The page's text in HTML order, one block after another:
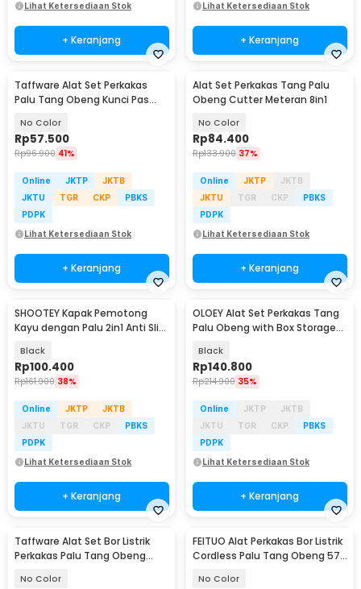
Lihat Ketersediaan Stok
+ Keranjang
Lihat Ketersediaan Stok
+ Keranjang
Taffware Alat Set Perkakas
Palu Tang Obeng Kunci Pas
No Color
Rp57.500
Rp96.900 41%
Online JKTP
JKTB
JKTU
TGR CKP
PBKS
PDPK
Lihat Ketersediaan Stok
+ Keranjang
Alat Set Perkakas Tang Palu
Obeng Cutter Meteran 8in1
No Color
Rp84.400
Rp133.900 37%
Online JKTP
JKTB
JKTU
TGR CKP
PBKS
PDPK
Lihat Ketersediaan Stok
+ Keranjang
SHOOTEY Kapak Pemotong
Kayu dengan Palu 2in1 Anti Slip
Black
Rp100.400
Rp161.900 38%
Online JKTP
JKTB
JKTU
TGR CKP
PBKS
PDPK
Lihat Ketersediaan Stok
+ Keranjang
OLOEY Alat Set Perkakas Tang
Palu Obeng with Box Storage
Black
Rp140.800
Rp214.900 35%
Online JKTP
JKTB
JKTU
TGR CKP
PBKS
PDPK
Lihat Ketersediaan Stok
+ Keranjang
Taffware Alat Set Bor Listrik
Perkakas Palu Tang Obeng
No Color
FEITUO Alat Perkakas Bor Listrik
Cordless Palu Tang Obeng 57
No Color